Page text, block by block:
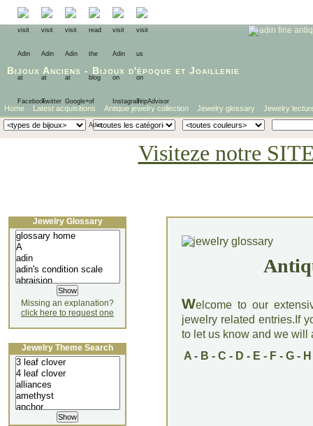
Bijoux Anciens - Bijoux d'époque et Joaillerie
Home Latest acquisitions Antique jewelry collection Jewelry glossary Jewelry
Visiteze notre
Welcome to our
jewelry related entries.If
to let us know and we will
A- B - C - D - E - F- G- H
Jewelry Glossary
Missing an explanation?
click here to request one
Jewelry Theme Search